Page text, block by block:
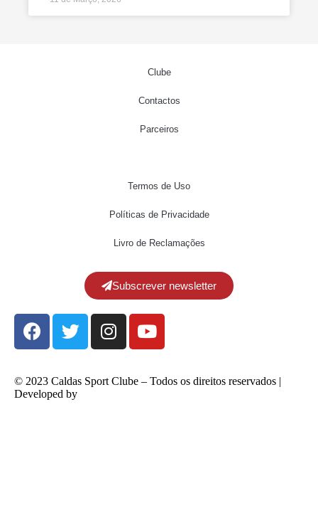
Clube
Contactos
Parceiros
Termos de Uso
Políticas de Privacidade
Livro de Reclamações
Subscrever newsletter
© 2023 Caldas Sport Clube – Todos os direitos reservados |
Developed by